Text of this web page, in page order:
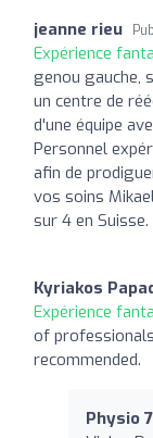
jeanne rieu
Expérience
genou gauche,
un centre de
d'une équipe
Personnel
afin de
vos soins
sur 4 en Suisse.
Kyriakos
Expérience
of
recommended.
Physio